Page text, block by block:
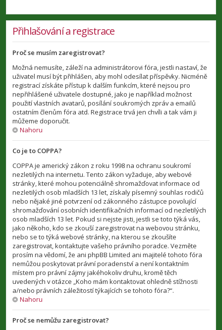
Přihlašování a registrace
Proč se musím zaregistrovat?
Možná nemusíte, záleží na administrátorovi fóra, jestli nastaví, že
uživatel musí být přihlášen, aby mohl odesílat příspěvky. Nicméně
registrací získáte přístup k dalším funkcím, které nejsou pro
nepřihlášené uživatele dostupné, jako je například možnost
použití vlastních avatarů, posílání soukromých zpráv a emailů
ostatním členům fóra atd. Registrace trvá jen chvíli a tak vám ji
můžeme doporučit.
Nahoru
Co je to COPPA?
COPPA je americký zákon z roku 1998 na ochranu soukromí
nezletilých na internetu. Tento zákon vyžaduje, aby webové
stránky, které mohou potenciálně shromažďovat informace od
nezletilých osob mladších 13 let, získaly písemný souhlas rodičů
nebo nějaké jiné potvrzení od zákonného zástupce povolující
shromažďování osobních identifikačních informací od nezletilých
osob mladších 13 let. Pokud si nejste jisti, jestli se toto týká vás,
jako někoho, kdo se zkouší zaregistrovat na webovou stránku,
nebo se to týká webové stránky, na kterou se zkoušíte
zaregistrovat, kontaktujte vašeho právního poradce. Vezměte
prosím na vědomí, že ani phpBB Limited ani majitelé tohoto fóra
nemůžou poskytovat právní poradenství a není kontaktním
místem pro právní zájmy jakéhokoliv druhu, kromě těch
uvedených v otázce „Koho mám kontaktovat ohledně stížnosti
a/nebo právních záležitostí týkajících se tohoto fóra?“.
Nahoru
Proč se nemůžu zaregistrovat?